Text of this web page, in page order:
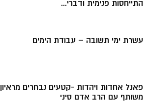
התייחסות פנימית ודברי...
עשרת ימי תשובה – עבודת הימים
פאנל אחדות ויהדות -קטעים נבחרים מראיון
משותף עם הרב אדם סיני